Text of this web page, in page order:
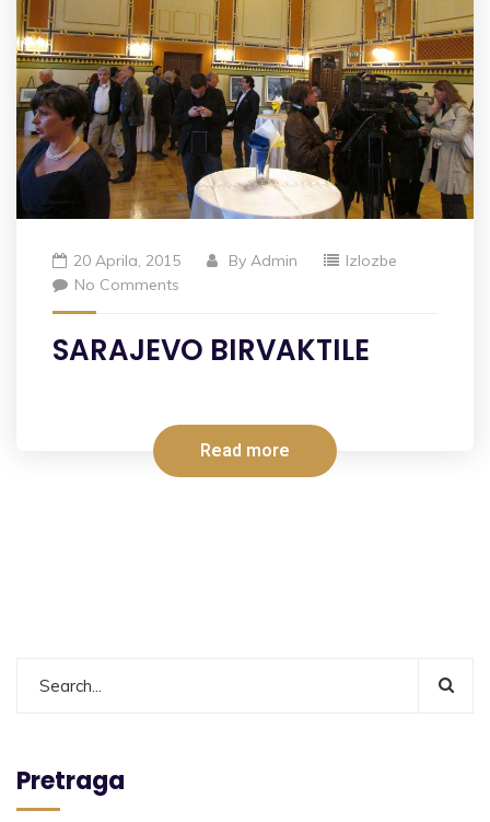
20 Aprila, 2015 By Admin
Izlozbe
No Comments
SARAJEVO BIRVAKTILE
Read more
Pretraga